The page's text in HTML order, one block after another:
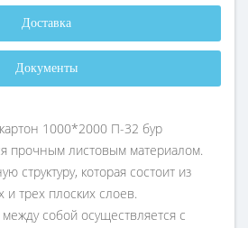
Доставка
Документы
1000*2000 П-32 бур
прочным листовым материалом.
структуру, которая состоит из
трех плоских слоев.
собой осуществляется с